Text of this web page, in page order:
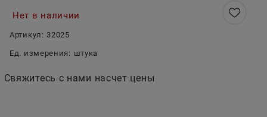
Нет в наличии
Артикул: 32025
Ед. измерения: штука
Свяжитесь с нами насчет цены